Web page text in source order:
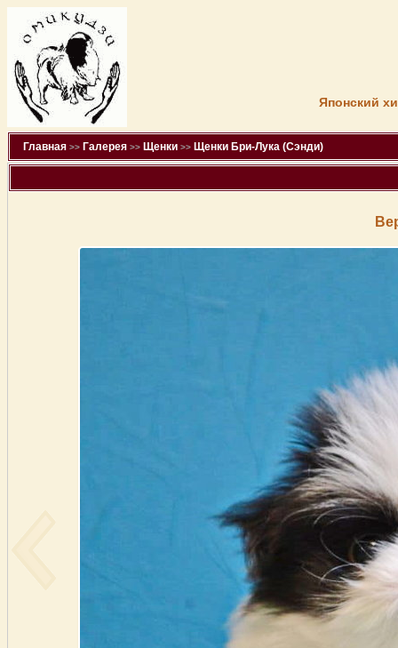
Японский
Главная >> Галерея >> Щенки >> Щенки Бри-Лука (Сэнди)